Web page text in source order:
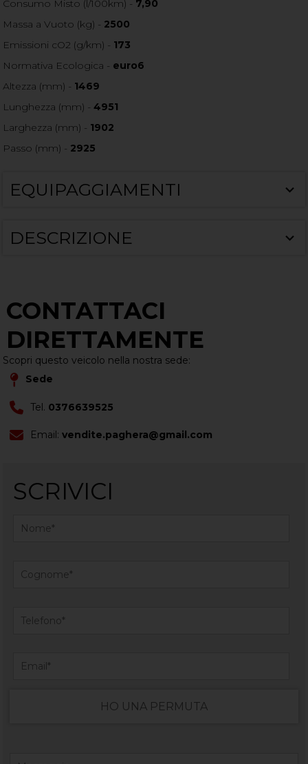
Consumo Misto (l/100km) - 7,90
Massa a Vuoto (kg) - 2500
Emissioni cO2 (g/km) - 173
Normativa Ecologica - euro6
Altezza (mm) - 1469
Lunghezza (mm) -4951
Larghezza (mm) - 1902
Passo (mm) - 2925
EQUIPAGGIAMENTI
DESCRIZIONE
CONTATTACI
DIRETTAMENTE
Scopri questo veicolo nella nostra sede:
Sede
Tel. 0376639525
Email: vendite.paghera@gmail.com
SCRIVICI
HO UNA PERMUTA